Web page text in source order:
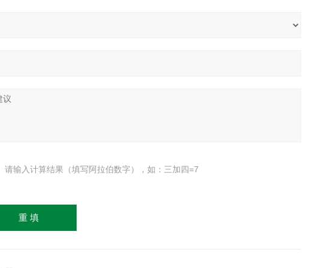
请输入计算结果（填写阿拉伯数字），如：三加四=7